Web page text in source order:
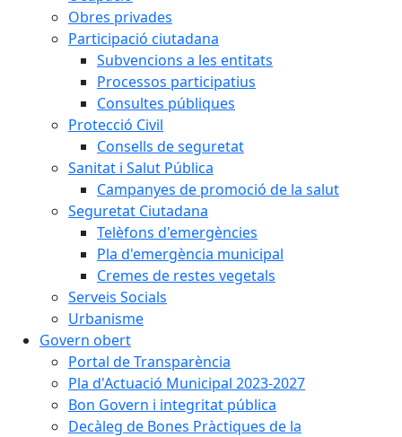
Obres privades
Participació ciutadana
Subvencions a les entitats
Processos participatius
Consultes públiques
Protecció Civil
Consells de seguretat
Sanitat i Salut Pública
Campanyes de promoció de la salut
Seguretat Ciutadana
Telèfons d'emergències
Pla d'emergència municipal
Cremes de restes vegetals
Serveis Socials
Urbanisme
Govern obert
Portal de Transparència
Pla d'Actuació Municipal 2023-2027
Bon Govern i integritat pública
Decàleg de Bones Pràctiques de la